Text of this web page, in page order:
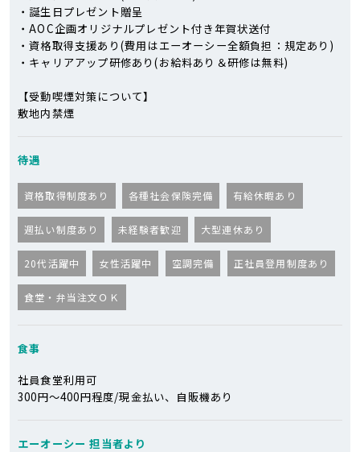
・誕生日プレゼント贈呈
・AOC企画オリジナルプレゼント付き年賀状送付
・資格取得支援あり(費用はエーオーシー全額負担：規定あり)
・キャリアアップ研修あり(お給料あり＆研修は無料)
【受動喫煙対策について】
敷地内禁煙
待遇
資格取得制度あり 各種社会保険完備 有給休暇あり
週払い制度あり 未経験者歓迎 大型連休あり
20代活躍中 女性活躍中 空調完備 正社員登用制度あり
食堂・弁当注文ＯＫ
食事
社員食堂利用可
300円～400円程度/現金払い、自販機あり
エーオーシー 担当者より